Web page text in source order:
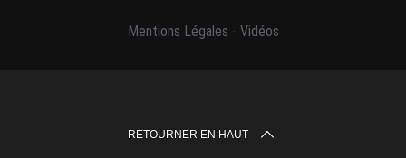
Mentions Légales Vidéos
RETOURNER EN HAUT